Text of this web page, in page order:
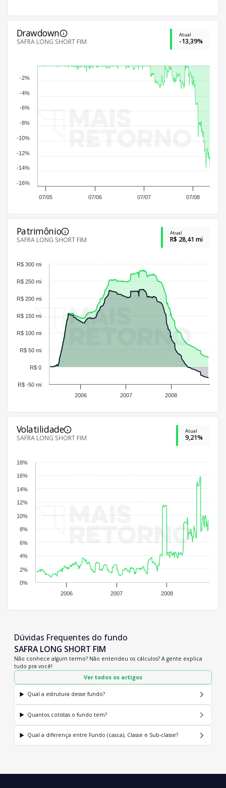
Drawdown
SAFRA LONG SHORT FIM
Atual
-13,39%
07/05 07/06 07/07 07/08
-16%
-14%
-12%
-10%
-8%
-6%
-4%
-2%
Patrimônio
SAFRA LONG SHORT FIM
Atual
R$ 28,41 mi
2006 2007 2008
R$ -50 mi
R$ 0
R$ 50 mi
R$ 100 mi
R$ 150 mi
R$ 200 mi
R$ 250 mi
R$ 300 mi
Volatilidade
SAFRA LONG SHORT FIM
Atual
9,21%
2006 2007 2008
0%
2%
4%
6%
8%
10%
12%
14%
16%
18%
Dúvidas Frequentes do fundo
SAFRA LONG SHORT FIM
Não conhece algum termo? Não entendeu os cálculos? A gente explica
tudo pra você!
Ver todos os artigos
Qual a estrutura desse fundo?
Quantos cotistas o fundo tem?
Qual a diferença entre Fundo (casca), Classe e Sub-classe?